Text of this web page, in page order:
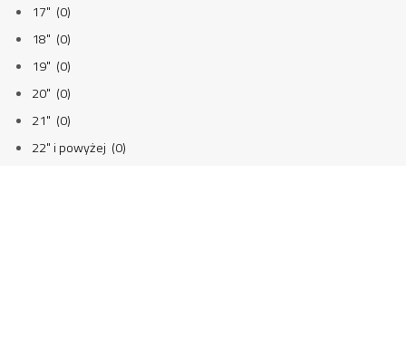
17" (0)
18" (0)
19" (0)
20" (0)
21" (0)
22" i powyżej (0)